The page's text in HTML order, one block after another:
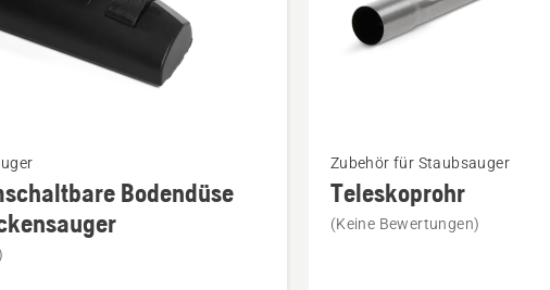
Bodendüse
Details
Teleskoprohr
Zubehör für Staubsauger
Teleskoprohr
(Keine Bewertungen)